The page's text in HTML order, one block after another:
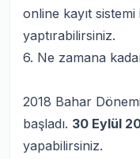
online kayıt sistemi
yaptırabilirsiniz.
6. Ne zamana
2018 Bahar
başladı. 30 Eylül
yapabilirsiniz.